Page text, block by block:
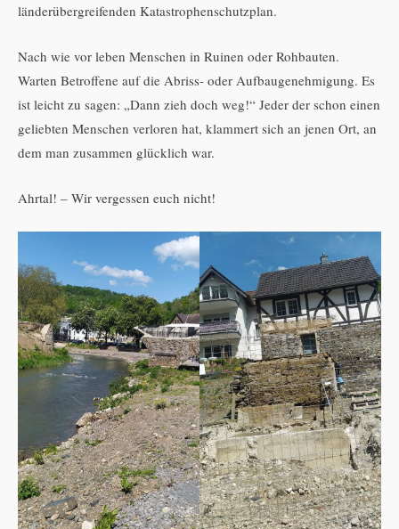
länderübergreifenden Katastrophenschutzplan.
Nach wie vor leben Menschen in Ruinen oder Rohbauten.
Warten Betroffene auf die Abriss- oder Aufbaugenehmigung. Es
ist leicht zu sagen: „Dann zieh doch weg!“ Jeder der schon einen
geliebten Menschen verloren hat, klammert sich an jenen Ort, an
dem man zusammen glücklich war.
Ahrtal! – Wir vergessen euch nicht!